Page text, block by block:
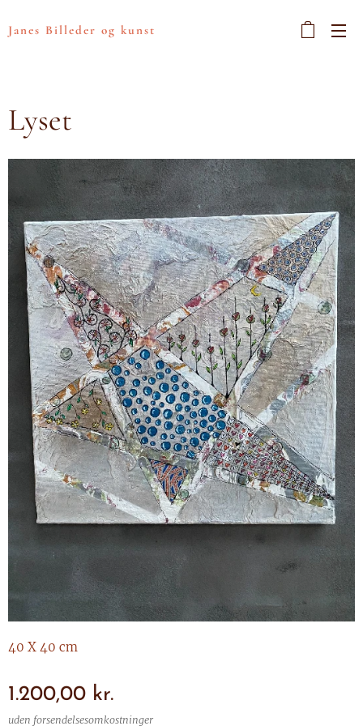
Janes Billeder og kunst
Lyset
40 X 40 cm
1.200,00 kr.
uden forsendelsesomkostninger